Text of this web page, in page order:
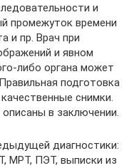
и
промежуток времени
и пр. Врач при
и явном
либо органа может
подготовка
снимки.
в заключении.
диагностики:
МРТ, ПЭТ, выписки из